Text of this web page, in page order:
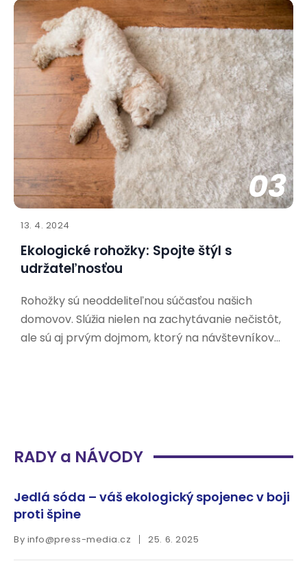
trpíte alergiami, výber správnej rohožky je kľúčový
pre vaše zdravie a pohodu. Aké materiály sú
najvhodnejšie pre alergikov? Pri výbere rohožky
pre alergikov
03
13. 4. 2024
Ekologické rohožky: Spojte štýl s
udržateľnosťou
Rohožky sú neoddeliteľnou súčasťou našich
domovov. Slúžia nielen na zachytávanie nečistôt,
ale sú aj prvým dojmom, ktorý na návštevníkov
RADY a NÁVODY
Jedlá sóda – váš ekologický spojenec v boji
proti špine
By info@press-media.cz 25. 6. 2025